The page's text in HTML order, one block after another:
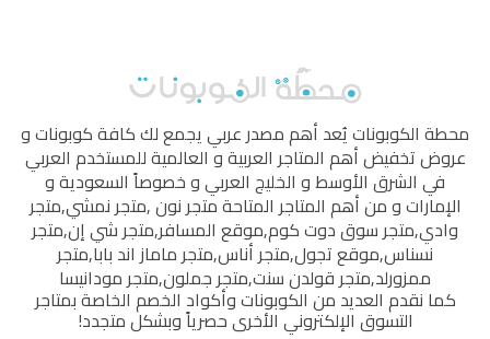
محطة الكوبوناتيُعد أهم مصدر عربي يجمع لك كافة كوبونات و
عروض تخفيض أهم المتاجر العربية و العالمية للمستخدم العربي
في الشرق الأوسط و الخليج العربي و خصوصاً السعودية و
الإمارات و من أهم المتاجر المتاحةمتجر نون,متجر نمشي,متجر
وادي,متجر سوق دوت كوم,موقع المسافر,متجر شي إن,متجر
نسناس,موقع تجول,متجر أناس,متجر ماماز اند بابا,متجر
ممزورلد,متجر قولدن سنت,متجر جملون,متجر مودانيسا
كما نقدم العديد من الكوبونات وأكواد الخصم الخاصة بمتاجر
التسوق الإلكتروني الأخرى حصرياً وبشكل متجدد!